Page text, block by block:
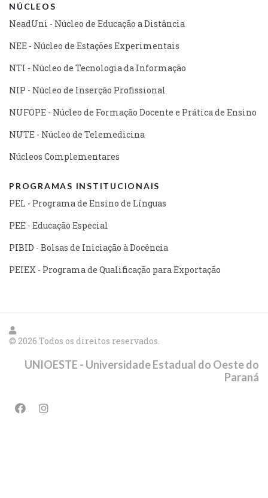
NÚCLEOS
NeadUni - Núcleo de Educação a Distância
NEE - Núcleo de Estações Experimentais
NTI - Núcleo de Tecnologia da Informação
NIP - Núcleo de Inserção Profissional
NUFOPE - Núcleo de Formação Docente e Prática de Ensino
NUTE - Núcleo de Telemedicina
Núcleos Complementares
PROGRAMAS INSTITUCIONAIS
PEL - Programa de Ensino de Línguas
PEE - Educação Especial
PIBID - Bolsas de Iniciação à Docência
PEIEX - Programa de Qualificação para Exportação
© 2026 Todos os direitos reservados.
UNIOESTE - Universidade Estadual do Oeste do
Paraná